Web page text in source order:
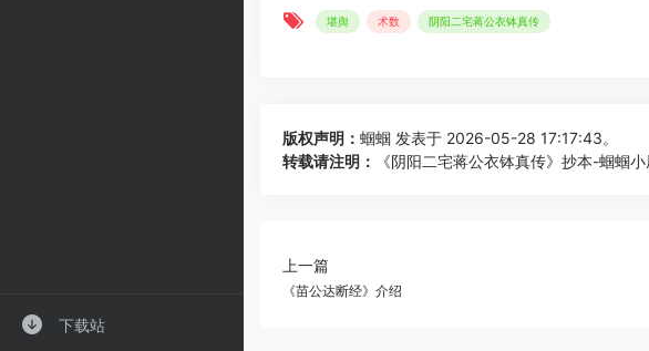
下载站
堪舆 术数 阴阳二宅蒋公衣钵真传
版权声明： 蝈蝈 发表于 2026-05-28 17:17:43。
转载请注明：
《阴阳二宅蒋公衣钵真传》抄本-蝈蝈
上一篇
《苗公达断经》介绍